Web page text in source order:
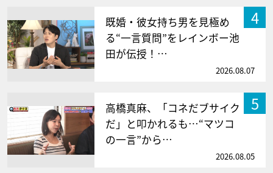
4
既婚・彼女持ち男を見極め
る“一言質問”をレインボー池
田が伝授！…
2026.08.07
5
高橋真麻、「コネだブサイク
だ」と叩かれるも…“マツコ
の一言”から…
2026.08.05